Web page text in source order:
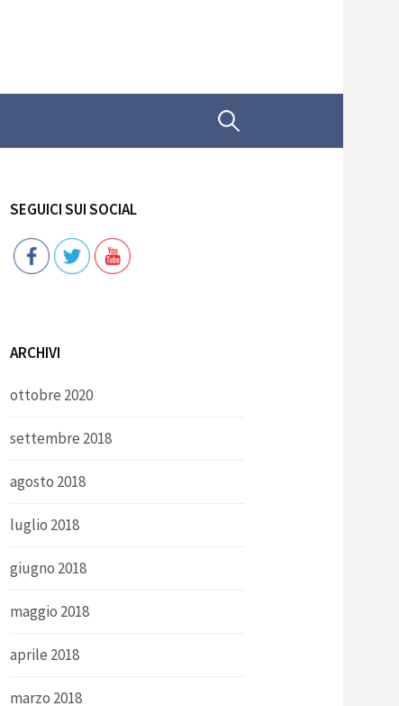
Ricerca
SEGUICI SUI SOCIAL
Follow
ARCHIVI
ottobre 2020
settembre 2018
agosto 2018
luglio 2018
giugno 2018
maggio 2018
aprile 2018
marzo 2018